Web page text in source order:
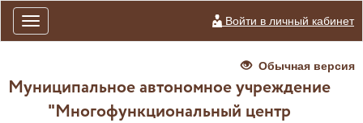
Toggle
navigation
Войти в личный кабинет
Обычная версия
Муниципальное автономное учреждение
"Многофункциональный центр